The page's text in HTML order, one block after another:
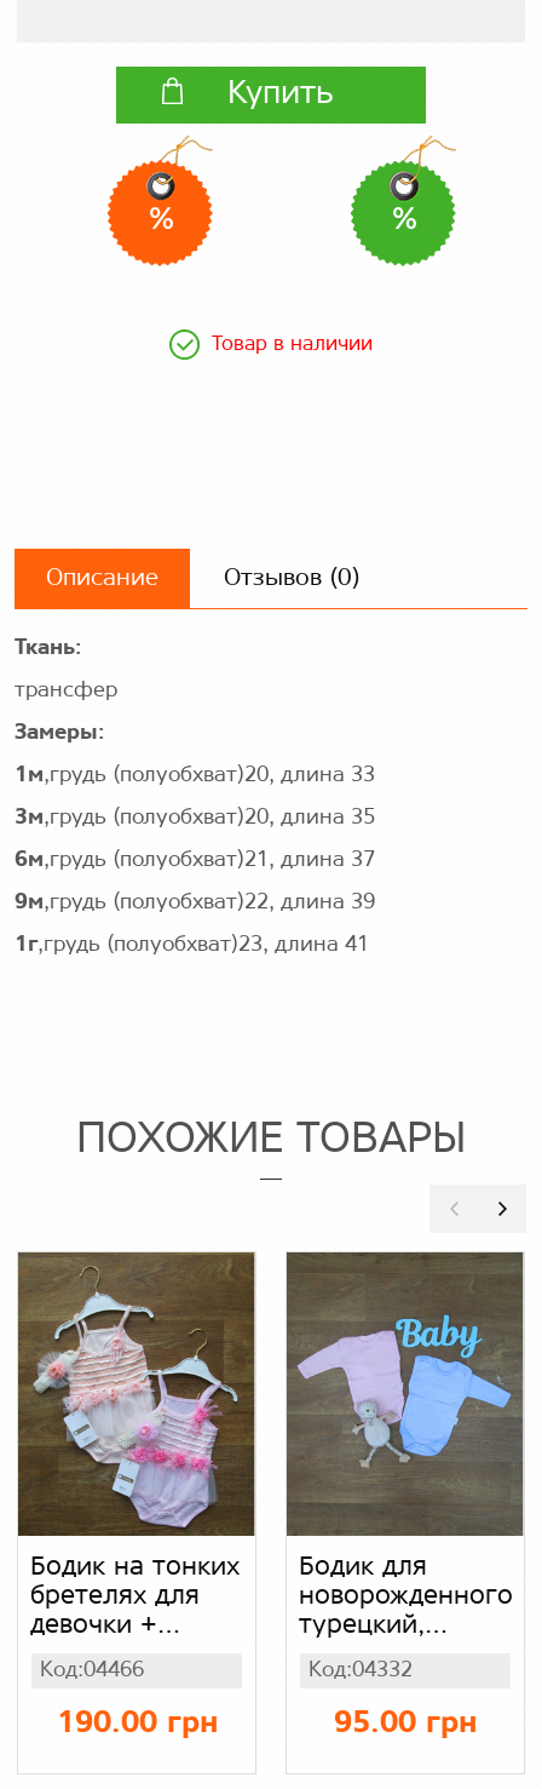
Купить
% %
Товар в наличии
Описание Отзывов (0)
Ткань:
трансфер
Замеры:
1м,грудь (полуобхват)20, длина 33
3м,грудь (полуобхват)20, длина 35
6м,грудь (полуобхват)21, длина 37
9м,грудь (полуобхват)22, длина 39
1г,грудь (полуобхват)23, длина 41
ПОХОЖИЕ ТОВАРЫ
Бодик на тонких
бретелях для
девочки +
повязкаТурция
"Nehad", хлопок
Код:04466
190.00 грн
Бодик для
новорожденного
турецкий,
интерлок
Код:04332
95.00 грн